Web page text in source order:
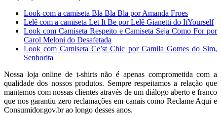
Look com a camiseta Bla Bla Bla por Amanda Froes
Lelê com a camiseta Let It Be por Lelê Gianetti do ItYourself
Look com Camiseta Respeito e Camiseta Seja Como For por
Carol Meloni do Desafetada
Look com Camiseta Ce’st Chic por Camila Gomes do Sim,
Senhorita
Nossa loja online de t-shirts não é apenas comprometida com a
qualidade dos nossos produtos. Sempre respeitamos a relação que
mantemos com nossas clientes através de um diálogo aberto e franco
que nos garantiu zero reclamações em canais como Reclame Aqui e
Consumidor.gov.br ao longo desses anos.